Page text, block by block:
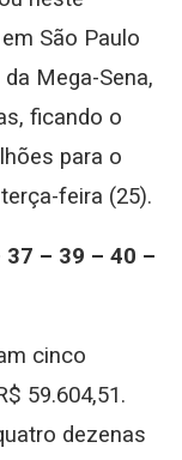
São Paulo
Mega-Sena,
ficando o
para o
feira (25).
37 – 39 – 40 –
cinco
59.604,51.
dezenas